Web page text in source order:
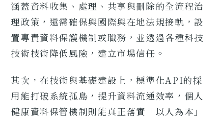
涵蓋資料收集、處理、共享與刪除的全流程治
理政策，還需確保與國際與在地法規接軌，設
置專責資料保護機制或職務，並透過各種科技
技術技術降低風險，建立市場信任。
其次，在技術與基礎建設上，標準化API的採
用能打破系統孤島，提升資料流通效率，個人
健康資料保管機制則能真正落實「以人為本」